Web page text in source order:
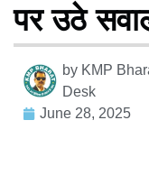
पर उठे
by KMP
Desk
June 28, 2025